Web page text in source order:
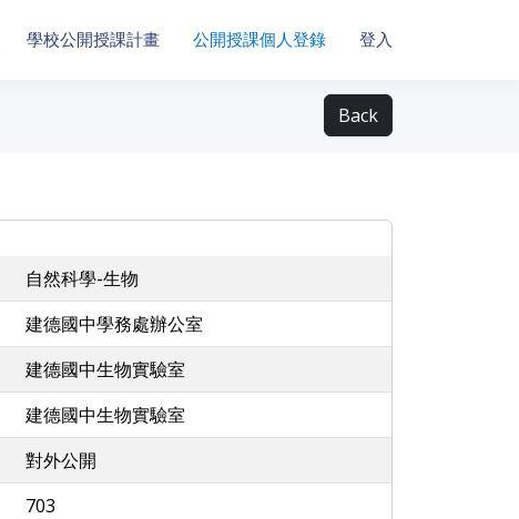
學校公開授課計畫 公開授課個人登錄 登入
Back
自然科學-生物
建德國中學務處辦公室
建德國中生物實驗室
建德國中生物實驗室
對外公開
703